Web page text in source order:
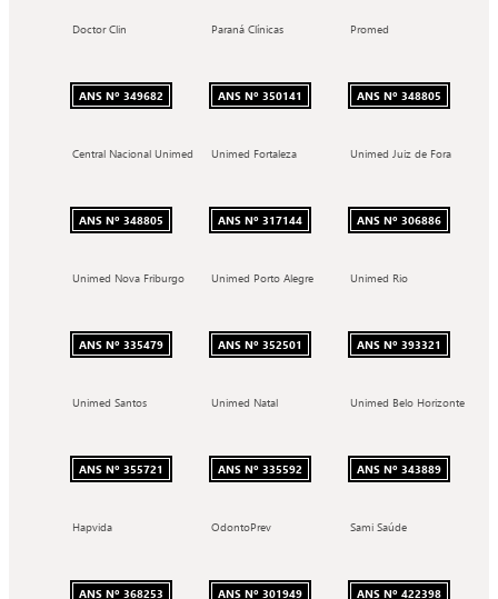
Doctor Clin
ANS Nº 349682
Paraná Clínicas
ANS Nº 350141
Promed
ANS Nº 348805
Central Nacional Unimed
ANS Nº 348805
Unimed Fortaleza
ANS Nº 317144
Unimed Juiz de Fora
ANS Nº 306886
Unimed Nova Friburgo
ANS Nº 335479
Unimed Porto Alegre
ANS Nº 352501
Unimed Rio
ANS Nº 393321
Unimed Santos
ANS Nº 355721
Unimed Natal
ANS Nº 335592
Unimed Belo Horizonte
ANS Nº 343889
Hapvida
ANS Nº 368253
OdontoPrev
ANS Nº 301949
Sami Saúde
ANS Nº 422398